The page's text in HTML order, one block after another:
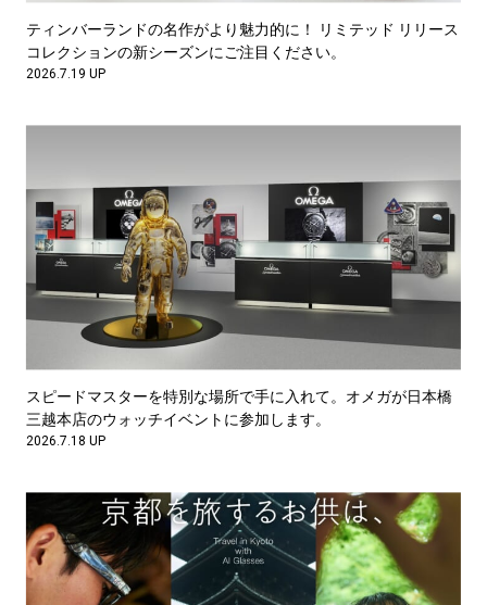
ティンバーランドの名作がより魅力的に！ リミテッド リリース
コレクションの新シーズンにご注目ください。
2026.7.19 UP
スピードマスターを特別な場所で手に入れて。オメガが日本橋
三越本店のウォッチイベントに参加します。
2026.7.18 UP